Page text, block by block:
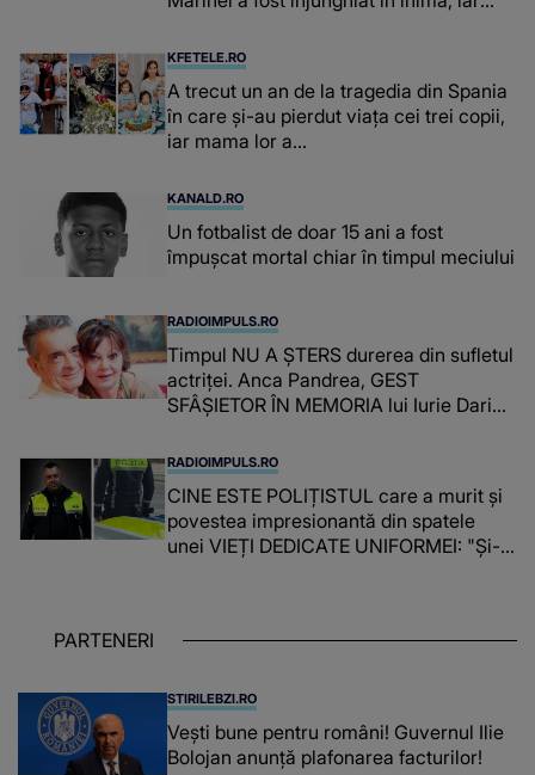
suspecți
KFETELE.RO
A trecut un an de la tragedia din Spania
în care și-au pierdut viața cei trei copii,
iar mama lor a…
KANALD.RO
Un fotbalist de doar 15 ani a fost
împușcat mortal chiar în timpul meciului
RADIOIMPULS.RO
Timpul NU A ȘTERS durerea din sufletul
actriței. Anca Pandrea, GEST
SFÂȘIETOR ÎN MEMORIA lui Iurie Darie:
timpul parcă..."
RADIOIMPULS.RO
CINE ESTE POLIȚISTUL care a murit și
povestea impresionantă din spatele
unei VIEȚI DEDICATE UNIFORMEI: "Și-a
PARTENERI
STIRILEBZI.RO
Vești bune pentru români! Guvernul Ilie
Bolojan anunță plafonarea facturilor!